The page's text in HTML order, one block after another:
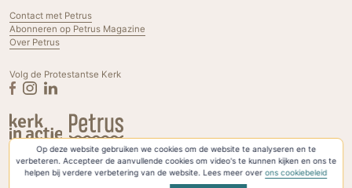
Op deze website gebruiken we cookies om de website te analyseren en te
verbeteren. Accepteer de aanvullende cookies om video's te kunnen kijken en ons te
helpen bij verdere verbetering van de website. Lees meer overons cookiebeleid
Contact met Petrus
Abonneren op Petrus Magazine
Over Petrus
Volg de Protestantse Kerk
Privacyverklaring & Cookies